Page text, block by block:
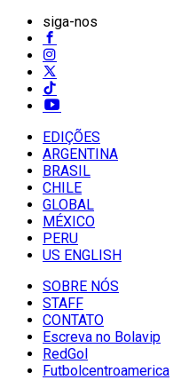
siga-nos
EDIÇÕES
ARGENTINA
BRASIL
CHILE
GLOBAL
MÉXICO
PERU
US ENGLISH
SOBRE NÓS
STAFF
CONTATO
Escreva no Bolavip
RedGol
Futbolcentroamerica